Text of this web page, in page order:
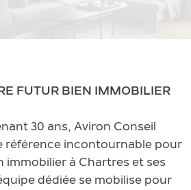
FUTUR BIEN IMMOBILIER
30 ans, Aviron Conseil
référence incontournable pour
immobilier à Chartres et ses
dédiée se mobilise pour